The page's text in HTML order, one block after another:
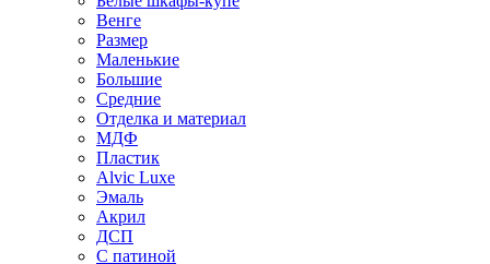
Венге
Размер
Маленькие
Большие
Средние
Отделка и материал
МДФ
Пластик
Alvic Luxe
Эмаль
Акрил
ДСП
С патиной